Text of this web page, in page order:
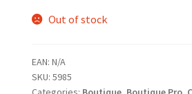
Out of stock
EAN: N/A
SKU: 5985